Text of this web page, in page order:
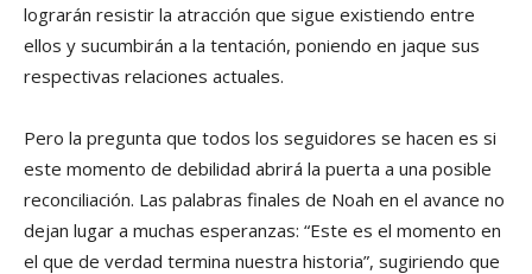
lograrán resistir la atracción que sigue existiendo entre
ellos y sucumbirán a la tentación, poniendo en jaque sus
respectivas relaciones actuales.
Pero la pregunta que todos los seguidores se hacen es si
este momento de debilidad abrirá la puerta a una posible
reconciliación. Las palabras finales de Noah en el avance no
dejan lugar a muchas esperanzas: “Este es el momento en
el que de verdad termina nuestra historia”, sugiriendo que